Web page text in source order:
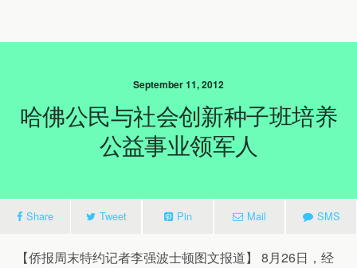
September 11, 2012
哈佛公民与社会创新种子班培养
公益事业领军人
Share Tweet Pin Mail SMS
【侨报周末特约记者李强波士顿图文报道】 8月26日，经